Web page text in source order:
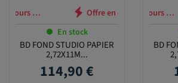
cours …
En stock
BD FOND STUDIO PAPIER
2,72X11M...
Prix
114,90 €
Offre en cours …
BD